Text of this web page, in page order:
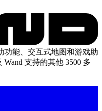
功能、交互式地图和游戏助
支持的其他 3500 多